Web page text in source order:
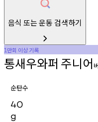
음식 또는 운동 검색하기
1만회 이상기록
통새우와퍼 주니어
순탄수
40
g